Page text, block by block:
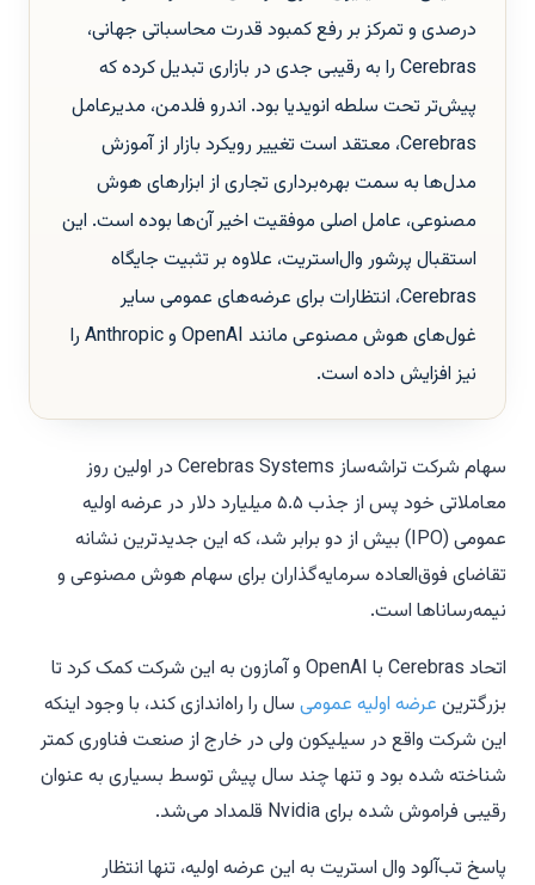
درصدی و تمرکز بر رفع کمبود قدرت محاسباتی جهانی،
Cerebras را به رقیبی جدی در بازاری تبدیل کرده که
پیش‌تر تحت سلطه انویدیا بود. اندرو فلدمن، مدیرعامل
Cerebras، معتقد است تغییر رویکرد بازار از آموزش
مدل‌ها به سمت بهره‌برداری تجاری از ابزارهای هوش
مصنوعی، عامل اصلی موفقیت اخیر آن‌ها بوده است. این
استقبال پرشور وال‌استریت، علاوه بر تثبیت جایگاه
Cerebras، انتظارات برای عرضه‌های عمومی سایر
غول‌های هوش مصنوعی مانند OpenAI و Anthropic را
نیز افزایش داده است.
سهام شرکت تراشه‌ساز Cerebras Systems در اولین روز
معاملاتی خود پس از جذب ۵.۵ میلیارد دلار در عرضه اولیه
عمومی (IPO) بیش از دو برابر شد، که این جدیدترین نشانه
تقاضای فوق‌العاده سرمایه‌گذاران برای سهام هوش مصنوعی و
نیمه‌رساناها است.
اتحاد Cerebras با OpenAI و آمازون به این شرکت کمک کرد تا
بزرگترین عرضه اولیه عمومی سال را راه‌اندازی کند، با وجود اینکه
این شرکت واقع در سیلیکون ولی در خارج از صنعت فناوری کمتر
شناخته شده بود و تنها چند سال پیش توسط بسیاری به عنوان
رقیبی فراموش شده برای Nvidia قلمداد می‌شد.
پاسخ تب‌آلود وال استریت به این عرضه اولیه، تنها انتظار